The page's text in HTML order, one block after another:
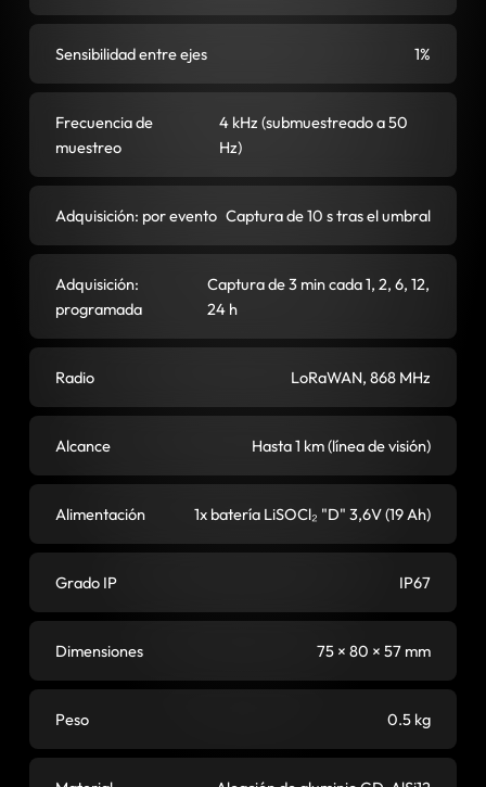
Sensibilidad entre ejes 1%
Frecuencia de
muestreo
4 kHz (submuestreado a 50
Hz)
Adquisición: por evento Captura de 10 s tras el umbral
Adquisición:
programada
Captura de 3 min cada 1, 2, 6, 12,
24 h
Radio LoRaWAN, 868 MHz
Alcance Hasta 1 km (línea de visión)
Alimentación 1x batería LiSOCl₂ "D" 3,6V (19 Ah)
Grado IP IP67
Dimensiones 75 × 80 × 57 mm
Peso 0.5 kg